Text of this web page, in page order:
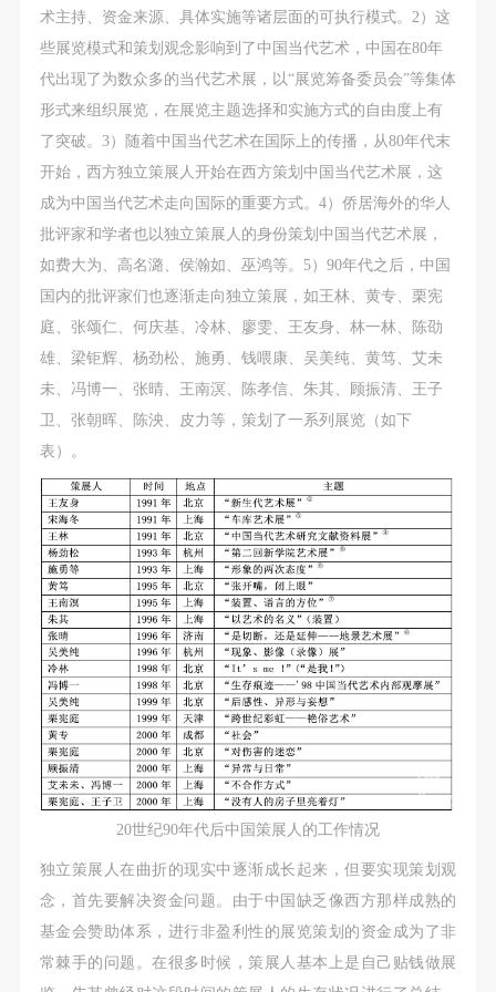
术主持、资金来源、具体实施等诸层面的可执行模式。2）这
些展览模式和策划观念影响到了中国当代艺术，中国在80年
代出现了为数众多的当代艺术展，以“展览筹备委员会”等集体
形式来组织展览，在展览主题选择和实施方式的自由度上有
了突破。3）随着中国当代艺术在国际上的传播，从80年代末
开始，西方独立策展人开始在西方策划中国当代艺术展，这
成为中国当代艺术走向国际的重要方式。4）侨居海外的华人
批评家和学者也以独立策展人的身份策划中国当代艺术展，
如费大为、高名潞、侯瀚如、巫鸿等。5）90年代之后，中国
国内的批评家们也逐渐走向独立策展，如王林、黄专、栗宪
庭、张颂仁、何庆基、冷林、廖雯、王友身、林一林、陈劭
雄、梁钜辉、杨劲松、施勇、钱喂康、吴美纯、黄笃、艾未
未、冯博一、张晴、王南溟、陈孝信、朱其、顾振清、王子
卫、张朝晖、陈泱、皮力等，策划了一系列展览（如下
表）。
20世纪90年代后中国策展人的工作情况
独立策展人在曲折的现实中逐渐成长起来，但要实现策划观
念，首先要解决资金问题。由于中国缺乏像西方那样成熟的
基金会赞助体系，进行非盈利性的展览策划的资金成为了非
常棘手的问题。在很多时候，策展人基本上是自己贴钱做展